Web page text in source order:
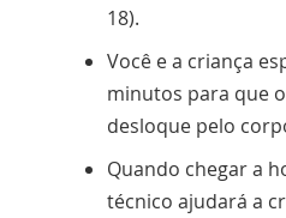
18).
Você e a criança
minutos para que
desloque pelo
Quando chegar a
técnico ajudará a